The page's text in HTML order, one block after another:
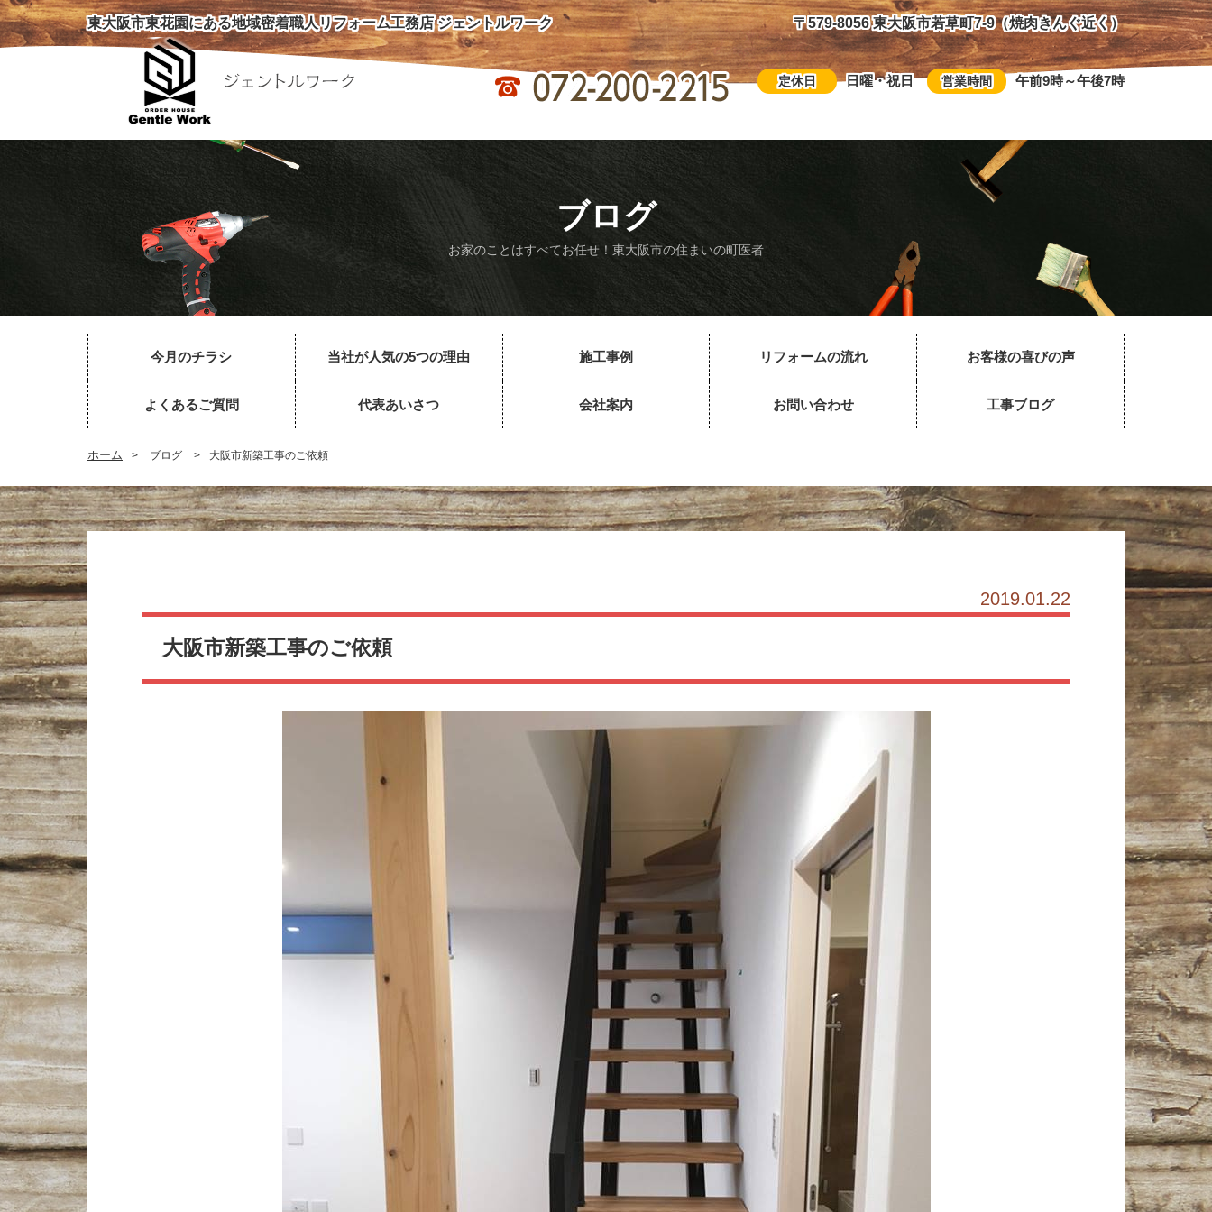
東大阪市東花園にある地域密着職人リフォーム工務店 ジェントルワーク 〒579-8056 東大阪市若草町7-9（焼肉きんぐ近く）
営業時間 午前9時～午後7時
定休日 日曜・祝日
ブログ
お家のことはすべてお任せ！東大阪市の住まいの町医者
今月のチラシ 当社が人気の5つの理由 施工事例 リフォームの流れ お客様の喜びの声
よくあるご質問 代表あいさつ 会社案内 お問い合わせ 工事ブログ
ホーム > ブログ > 大阪市新築工事のご依頼
2019.01.22
大阪市新築工事のご依頼